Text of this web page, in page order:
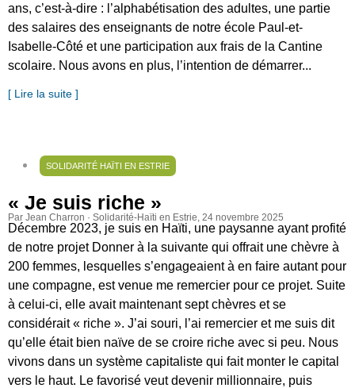
ans, c’est-à-dire : l’alphabétisation des adultes, une partie
des salaires des enseignants de notre école Paul-et-
Isabelle-Côté et une participation aux frais de la Cantine
scolaire. Nous avons en plus, l’intention de démarrer...
[ Lire la suite ]
SOLIDARITÉ HAÏTI EN ESTRIE
« Je suis riche »
Par Jean Charron · Solidarité-Haïti en Estrie , 24 novembre 2025
Décembre 2023, je suis en Haïti, une paysanne ayant profité
de notre projet Donner à la suivante qui offrait une chèvre à
200 femmes, lesquelles s’engageaient à en faire autant pour
une compagne, est venue me remercier pour ce projet. Suite
à celui-ci, elle avait maintenant sept chèvres et se
considérait « riche ». J’ai souri, l’ai remercier et me suis dit
qu’elle était bien naïve de se croire riche avec si peu. Nous
vivons dans un système capitaliste qui fait monter le capital
vers le haut. Le favorisé veut devenir millionnaire, puis